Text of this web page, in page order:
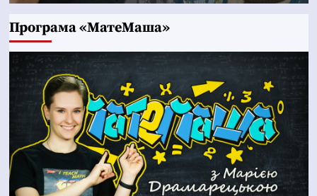
Програма «МатеМаша»